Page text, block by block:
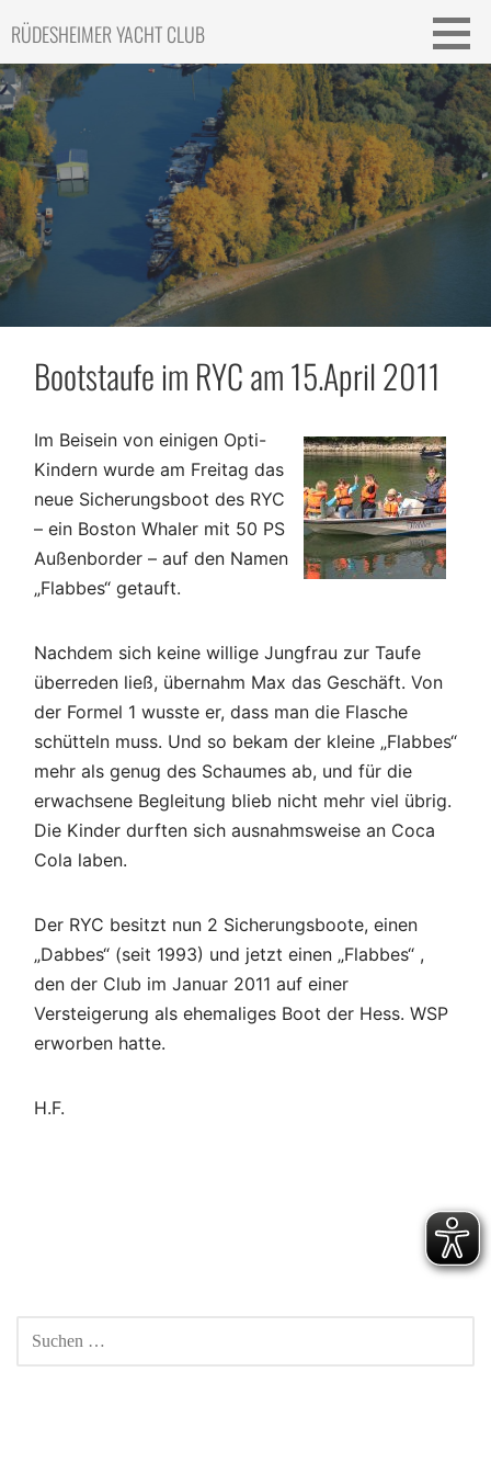
content
RÜDESHEIMER YACHT CLUB
Bootstaufe im RYC am 15.April 2011
Im Beisein von einigen Opti-
Kindern wurde am Freitag das
neue Sicherungsboot des RYC
– ein Boston Whaler mit 50 PS
Außenborder – auf den Namen
„Flabbes“ getauft.
Nachdem sich keine willige Jungfrau zur Taufe
überreden ließ, übernahm Max das Geschäft. Von
der Formel 1 wusste er, dass man die Flasche
schütteln muss. Und so bekam der kleine „Flabbes“
mehr als genug des Schaumes ab, und für die
erwachsene Begleitung blieb nicht mehr viel übrig.
Die Kinder durften sich ausnahmsweise an Coca
Cola laben.
Der RYC besitzt nun 2 Sicherungsboote, einen
„Dabbes“ (seit 1993) und jetzt einen „Flabbes“ ,
den der Club im Januar 2011 auf einer
Versteigerung als ehemaliges Boot der Hess. WSP
erworben hatte.
H.F.
SUCHEN
NACH: